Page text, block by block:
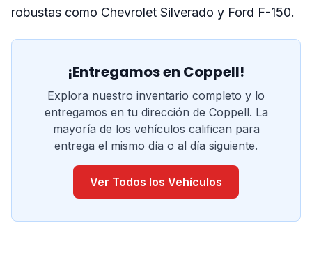
robustas como Chevrolet Silverado y Ford F-150.
¡Entregamos en Coppell!
Explora nuestro inventario completo y lo
entregamos en tu dirección de Coppell. La
mayoría de los vehículos califican para
entrega el mismo día o al día siguiente.
Ver Todos los Vehículos